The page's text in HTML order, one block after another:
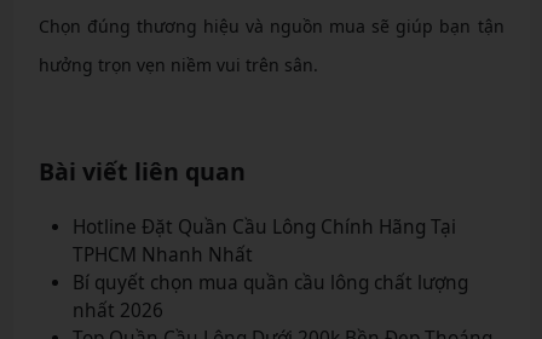
Chọn đúng thương hiệu và nguồn mua sẽ giúp bạn tận
hưởng trọn vẹn niềm vui trên sân.
Bài viết liên quan
Hotline Đặt Quần Cầu Lông Chính Hãng Tại
TPHCM Nhanh Nhất
Bí quyết chọn mua quần cầu lông chất lượng
nhất 2026